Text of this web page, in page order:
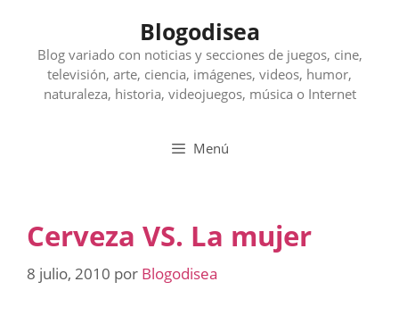
contenido
Blogodisea
Blog variado con noticias y secciones de juegos, cine,
televisión, arte, ciencia, imágenes, videos, humor,
naturaleza, historia, videojuegos, música o Internet
Menú
Cerveza VS. La mujer
8 julio, 2010 por Blogodisea